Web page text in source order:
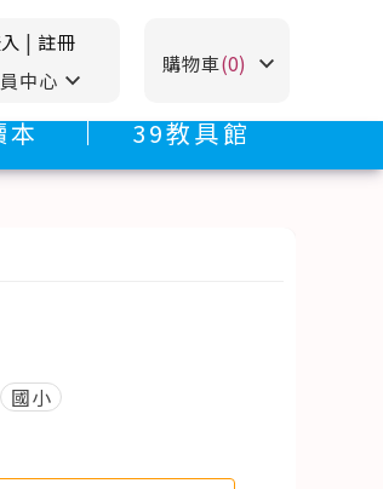
| 註冊
中心 stat_minus_1
購物車(0) stat_minus_1
本 39教具館
國小